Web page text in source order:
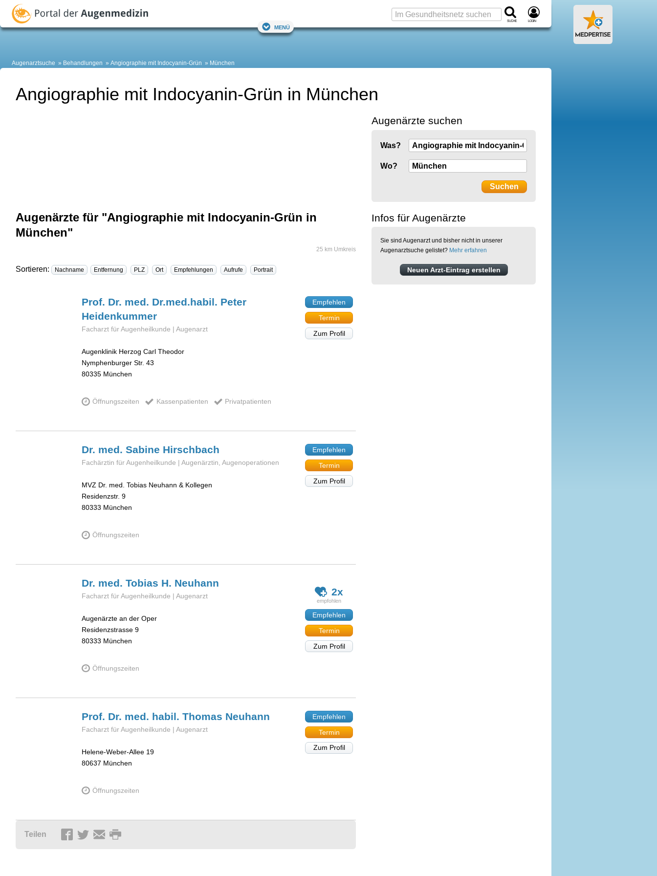
Suche Login
Menü
Augenarztsuche Behandlungen Angiographie mit Indocyanin-Grün München
Angiographie mit Indocyanin-Grün in München
Augenärzte für "Angiographie mit Indocyanin-Grün in
München"
25 km Umkreis
Sortieren: Nachname Entfernung PLZ Ort Empfehlungen Aufrufe Portrait
Prof. Dr. med. Dr.med.habil. Peter
Heidenkummer
Facharzt für Augenheilkunde | Augenarzt
Augenklinik Herzog Carl Theodor
Nymphenburger Str. 43
80335 München
Öffnungszeiten Kassenpatienten Privatpatienten
Empfehlen
Termin
Zum Profil
Dr. med. Sabine Hirschbach
Fachärztin für Augenheilkunde | Augenärztin, Augenoperationen
MVZ Dr. med. Tobias Neuhann & Kollegen
Residenzstr. 9
80333 München
Öffnungszeiten
Empfehlen
Termin
Zum Profil
Dr. med. Tobias H. Neuhann
Facharzt für Augenheilkunde | Augenarzt
Augenärzte an der Oper
Residenzstrasse 9
80333 München
Öffnungszeiten
2x
Empfehlen
Termin
Zum Profil
Prof. Dr. med. habil. Thomas Neuhann
Facharzt für Augenheilkunde | Augenarzt
Helene-Weber-Allee 19
80637 München
Öffnungszeiten
Empfehlen
Termin
Zum Profil
Teilen
Augenärzte suchen
Was?
Wo?
Infos für Augenärzte
Sie sind Augenarzt und bisher nicht in unserer
Augenarztsuche gelistet? Mehr erfahren
Neuen Arzt-Eintrag erstellen